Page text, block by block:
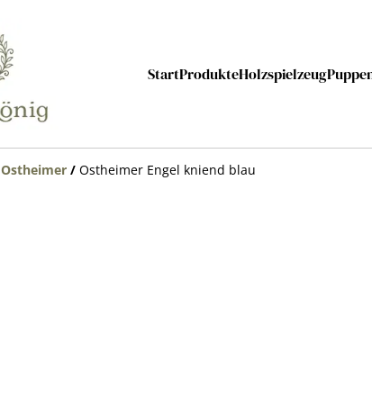
StartProdukteHolzspielzeug
Ostheimer / Ostheimer Engel kniend blau